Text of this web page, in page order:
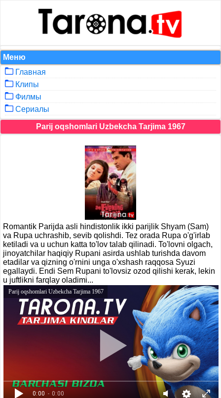
Меню
Главная
Клипы
Филмы
Сериалы
Parij oqshomlari Uzbekcha Tarjima 1967
Romantik Parijda asli hindistonlik ikki parijlik Shyam (Sam)
va Rupa uchrashib, sevib qolishdi. Tez orada Rupa o'g'irlab
ketiladi va u uchun katta to'lov talab qilinadi. To'lovni olgach,
jinoyatchilar haqiqiy Rupani asirda ushlab turishda davom
etadilar va qizning o'rnini unga o'xshash raqqosa Syuzi
egallaydi. Endi Sem Rupani to'lovsiz ozod qilishi kerak, lekin
u juftlikni farqlay oladimi...
0:00 - 0:00
Parij oqshomlari Uzbekcha Tarjima 1967